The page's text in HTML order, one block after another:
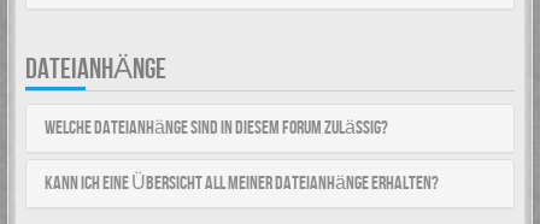
DATEIANHÄNGE
Welche Dateianhänge sind in diesem Forum zulässig?
Kann ich eine Übersicht all meiner Dateianhänge erhalten?